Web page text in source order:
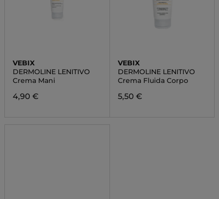
VEBIX
DERMOLINE LENITIVO
Crema Mani
4,90 €
VEBIX
DERMOLINE LENITIVO
Crema Fluida Corpo
5,50 €